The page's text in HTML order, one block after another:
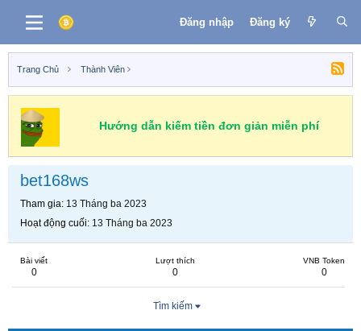
Đăng nhập Đăng ký
Trang Chủ Thành Viên
Hướng dẫn kiếm tiền đơn giản miễn phí
bet168ws
Tham gia 13 Tháng ba 2023
Hoạt động cuối 13 Tháng ba 2023
Bài viết
0
Lượt thích
0
VNB Token
0
Tìm kiếm